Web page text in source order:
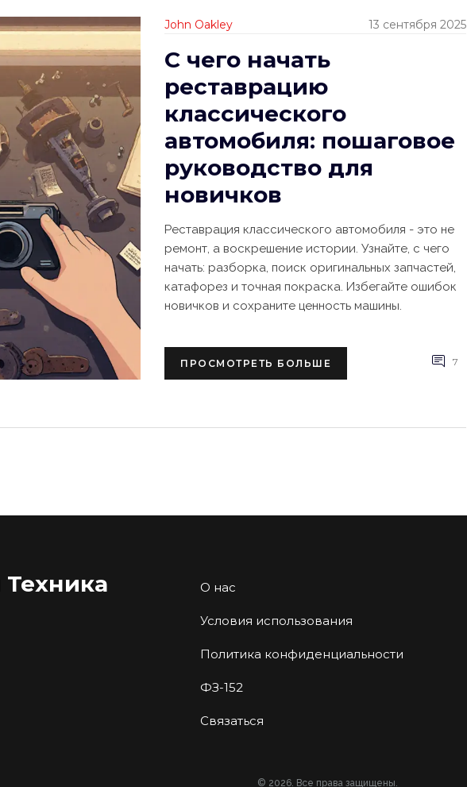
John Oakley 13 сентября 2025
С чего начать
реставрацию
классического
автомобиля: пошаговое
руководство для
новичков
Реставрация классического автомобиля - это не
ремонт, а воскрешение истории. Узнайте, с чего
начать: разборка, поиск оригинальных запчастей,
катафорез и точная покраска. Избегайте ошибок
новичков и сохраните ценность машины.
ПРОСМОТРЕТЬ БОЛЬШЕ 7
Техника О нас
Условия использования
Политика конфиденциальности
ФЗ-152
Связаться
© 2026. Все права защищены.